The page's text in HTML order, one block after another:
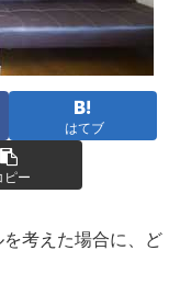
はてブ
ピー
考えた場合に、ど